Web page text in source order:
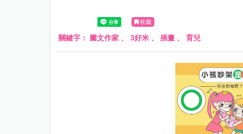
收藏
關鍵字： 圖文作家 、 3好米 、 插畫 、 育兒